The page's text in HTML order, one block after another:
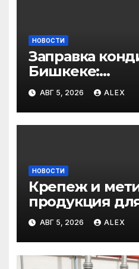
НОВОСТИ
Заправка
Бишкеке:
для дома и авто
АВГ 5, 2026 ALEX
НОВОСТИ
Крепеж и
продукция
и загородного
строительства:
саморезов до
АВГ 5, 2026 ALEX